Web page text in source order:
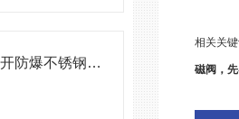
KBZBSF型DN50常开防爆不锈钢电磁阀实物图片
相关关
磁阀，